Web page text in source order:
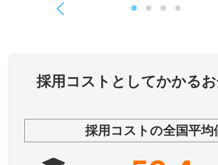
採用コストとしてかかる
採用コストの全国平均